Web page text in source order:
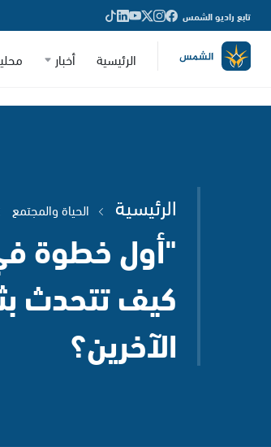
تابع راديو الشمس
الرئيسية أخبار
الرئيسية الحياة والمجتمع
"أول خطوة
كيف تتحدث
الآخرين؟